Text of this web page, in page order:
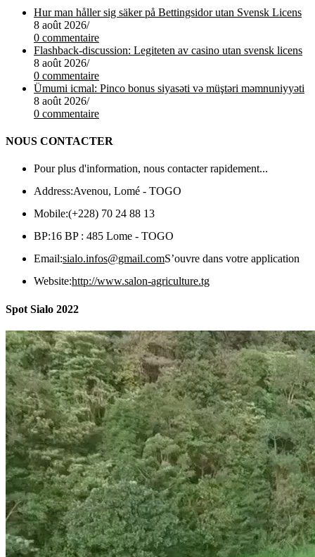
Hur man håller sig säker på Bettingsidor utan Svensk Licens
8 août 2026/
0 commentaire
Flashback-discussion: Legiteten av casino utan svensk licens
8 août 2026/
0 commentaire
Ümumi icmal: Pinco bonus siyasəti və müştəri məmnuniyyəti
8 août 2026/
0 commentaire
NOUS CONTACTER
Pour plus d'information, nous contacter rapidement...
Address:Avenou, Lomé - TOGO
Mobile:(+228) 70 24 88 13
BP:16 BP : 485 Lome - TOGO
Email:sialo.infos@gmail.comS’ouvre dans votre application
Website:http://www.salon-agriculture.tg
Spot Sialo 2022